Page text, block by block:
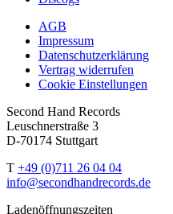
AGB
Impressum
Datenschutzerklärung
Vertrag widerrufen
Cookie Einstellungen
Second Hand Records
Leuschnerstraße 3
D-70174 Stuttgart
T +49 (0)711 26 04 04
info@secondhandrecords.de
Ladenöffnungszeiten